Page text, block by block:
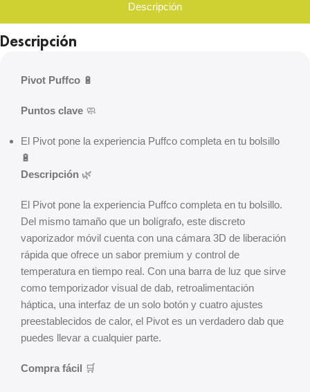
Descripción
Descripción
Pivot Puffco 🔋
Puntos clave 🧼
El Pivot pone la experiencia Puffco completa en tu bolsillo
🔋
Descripción 🌿
El Pivot pone la experiencia Puffco completa en tu bolsillo.
Del mismo tamaño que un bolígrafo, este discreto
vaporizador móvil cuenta con una cámara 3D de liberación
rápida que ofrece un sabor premium y control de
temperatura en tiempo real. Con una barra de luz que sirve
como temporizador visual de dab, retroalimentación
háptica, una interfaz de un solo botón y cuatro ajustes
preestablecidos de calor, el Pivot es un verdadero dab que
puedes llevar a cualquier parte.
Compra fácil 🛒